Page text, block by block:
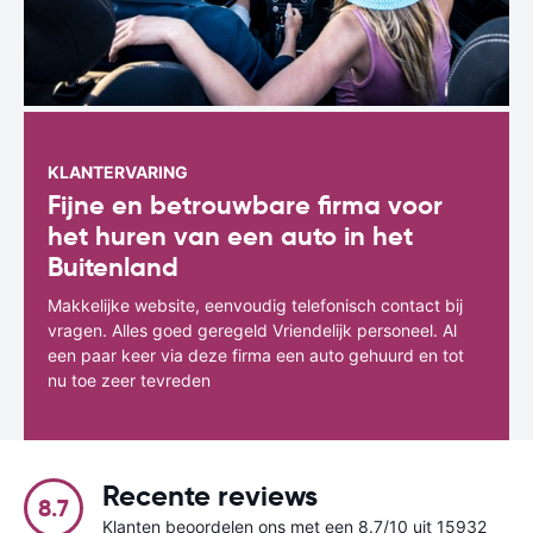
KLANTERVARING
Fijne en betrouwbare firma voor
het huren van een auto in het
Buitenland
Makkelijke website, eenvoudig telefonisch contact bij
vragen. Alles goed geregeld Vriendelijk personeel. Al
een paar keer via deze firma een auto gehuurd en tot
nu toe zeer tevreden
8.7 Recente reviews
Klanten beoordelen ons met een 8.7/10 uit 15932